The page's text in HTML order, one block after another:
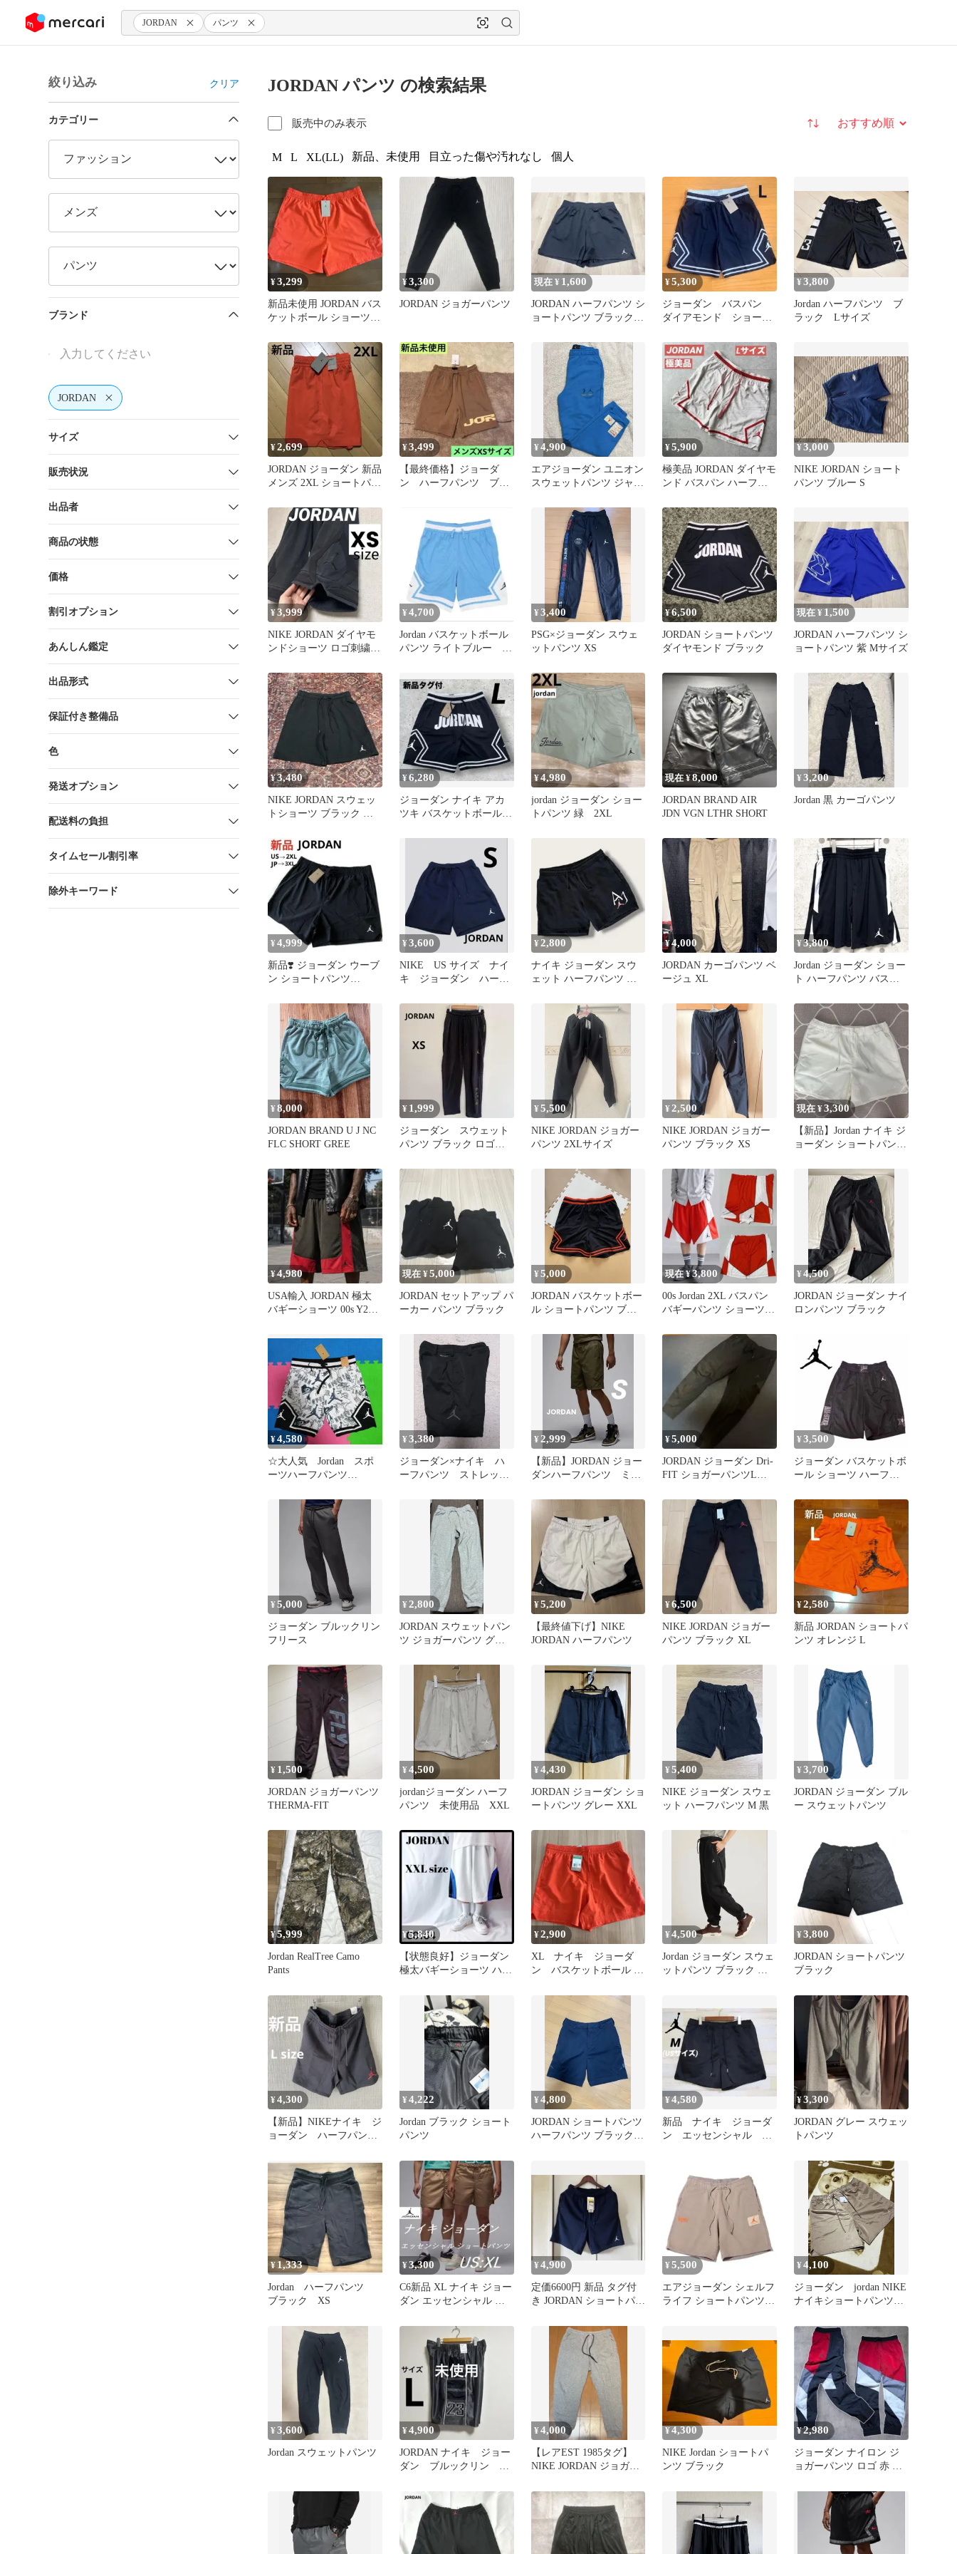
ツにスキップ JORDAN パンツ
絞り込み クリア
カテゴリー
ブランド
JORDAN
サイズ
販売状況
出品者
商品の状態
価格
割引オプション
あんしん鑑定
出品形式
保証付き整備品
色
発送オプション
配送料の負担
タイムセール割引率
除外キーワード
JORDAN パンツ の検索結果
販売中のみ表示 並び替え
M L XL(LL) 新品、未使用 目立った傷や汚れなし 個人
¥3,299
新品未使用 JORDAN バス
ケットボール ショーツ
¥3,300
JORDAN ジョガーパンツ
現在 ¥ 1,600
JORDAN ハーフパンツ シ
ョートパンツ ブラック M
¥5,300
ジョーダン バスパン
ダイアモンド ショート
ズ ナイキ
¥3,800
Jordan ハーフパンツ ブ
ラック Lサイズ
¥2,699
JORDAN ジョーダン 新品
メンズ 2XL ショートパン
¥3,499
【最終価格】ジョーダ
ン ハーフパンツ ブラ
¥4,900
エアジョーダン ユニオン
スウェットパンツ ジャン
水色
¥5,900
極美品 JORDAN ダイヤモ
ンド バスパン ハーフパ
¥3,000
NIKE JORDAN ショート
パンツ ブルー S
¥3,999
NIKE JORDAN ダイヤモ
ンドショーツ ロゴ刺繍
¥ 4,700
Jordan バスケットボール
パンツ ライトブルー
¥3,400
PSG×ジョーダン スウェ
ットパンツ XS
¥6,500
JORDAN ショートパンツ
ダイヤモンド ブラック
現在 ¥ 1,500
JORDAN ハーフパンツ シ
ョートパンツ 紫 Mサイズ
¥3,480
NIKE JORDAN スウェッ
トショーツ ブラック ジ
¥6,280
ジョーダン ナイキ アカ
ツキ バスケットボール
¥4,980
jordan ジョーダン ショー
トパンツ 緑 2XL
現在 ¥8,000
JORDAN BRAND AIR
JDN VGN LTHR SHORT
¥3,200
Jordan 黒 カーゴパンツ
¥ 4,999
新品❣️ ジョーダン ウーブ
ン ショートパンツ
¥3,600
NIKE US サイズ ナイ
キ ジョーダン ハーフ
¥2,800
ナイキ ジョーダン スウ
ェット ハーフパンツ シ
¥4,000
JORDAN カーゴパンツ ベ
ージュ XL
¥3,800
Jordan ジョーダン ショー
ト ハーフパンツ バスケ
¥8,000
JORDAN BRAND U J NC
FLC SHORT GREE
¥ 1,999
ジョーダン スウェット
パンツ ブラック ロゴ刺
スポーツ
¥5,500
NIKE JORDAN ジョガー
パンツ 2XLサイズ
¥ 2,500
NIKE JORDAN ジョガー
パンツ ブラック XS
現在 ¥3,300
【新品】Jordan ナイキ ジ
ョーダン ショートパンツ
¥4,980
USA輸入 JORDAN 極太
バギーショーツ 00s Y2K
現在 ¥5,000
JORDAN セットアップ パ
ーカー パンツ ブラック
¥5,000
JORDAN バスケットボー
ル ショートパンツ ブラ
現在 ¥3,800
00s Jordan 2XL バスパン
バギーパンツ ショーツ
¥4,500
JORDAN ジョーダン ナイ
ロンパンツ ブラック
¥4,580
☆大人気 Jordan スポ
ーツハーフパンツ
¥3,380
ジョーダン×ナイキ ハ
ーフパンツ ストレッ
¥ 2,999
【新品】JORDAN ジョー
ダンハーフパンツ ミデ
ズ
¥5,000
JORDAN ジョーダン Dri-
FIT ショガーパンツLサ
¥ 3,500
ジョーダン バスケットボ
ール ショーツ ハーフパ
イセンス
¥5,000
ジョーダン ブルックリン
フリース
¥ 2,800
JORDAN スウェットパン
ツ ジョガーパンツ グレ
¥5,200
【最終値下げ】NIKE
JORDAN ハーフパンツ
¥6,500
NIKE JORDAN ジョガー
パンツ ブラック XL
¥2,580
新品 JORDAN ショートパ
ンツ オレンジ L
¥ 1,500
JORDAN ジョガーパンツ
THERMA-FIT
¥4,500
jordanジョーダン ハーフ
パンツ 未使用品 XXL
¥4,430
JORDAN ジョーダン ショ
ートパンツ グレー XXL
¥5,400
NIKE ジョーダン スウェ
ット ハーフパンツ M 黒
¥3,700
JORDAN ジョーダン ブル
ー スウェットパンツ
¥5,999
Jordan RealTree Camo
Pants
¥5,840
【状態良好】ジョーダン
極太バギーショーツ ハー
¥2,900
XL ナイキ ジョーダ
ン バスケットボール ハ
¥4,500
Jordan ジョーダン スウェ
ットパンツ ブラック メ
¥3,800
JORDAN ショートパンツ
ブラック
¥4,300
【新品】NIKEナイキ ジ
ョーダン ハーフパン
¥4,222
Jordan ブラック ショート
パンツ
¥4,800
JORDAN ショートパンツ
ハーフパンツ ブラック M
¥4,580
新品 ナイキ ジョーダ
ン エッセンシャル ス
¥3,300
JORDAN グレー スウェッ
トパンツ
¥ 1,333
Jordan ハーフパンツ
ブラック XS
¥3,300
C6新品 XL ナイキ ジョー
ダン エッセンシャル シ
¥4,900
定価6600円 新品 タグ付
き JORDAN ショートパン
¥ 5,500
エアジョーダン シェルフ
ライフ ショートパンツ
¥4,100
ジョーダン jordan NIKE
ナイキショートパンツア
¥3,600
Jordan スウェットパンツ
¥4,900
JORDAN ナイキ ジョー
ダン ブルックリン キ
フパンツ
¥4,000
【レアEST 1985タグ】
NIKE JORDAN ジョガー
¥4,300
NIKE Jordan ショートパ
ンツ ブラック
¥2,980
ジョーダン ナイロン ジ
ョガーパンツ ロゴ 赤 黒